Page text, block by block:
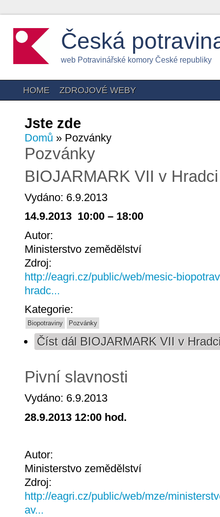
Česká
web Potravinářské komory České republiky
HOME ZDROJOVÉ WEBY
Jste zde
Domů » Pozvánky
Pozvánky
BIOJARMARK VII v
Vydáno: 6.9.2013
14.9.2013 10:00 – 18:00
Autor:
Ministerstvo zemědělství
Zdroj:
http://eagri.cz/public/web/mesic-
hradc...
Kategorie:
Biopotraviny Pozvánky
Číst dál BIOJARMARK VII v
Pivní slavnosti
Vydáno: 6.9.2013
28.9.2013 12:00 hod.
Autor:
Ministerstvo zemědělství
Zdroj:
http://eagri.cz/public/web/mze/
av...